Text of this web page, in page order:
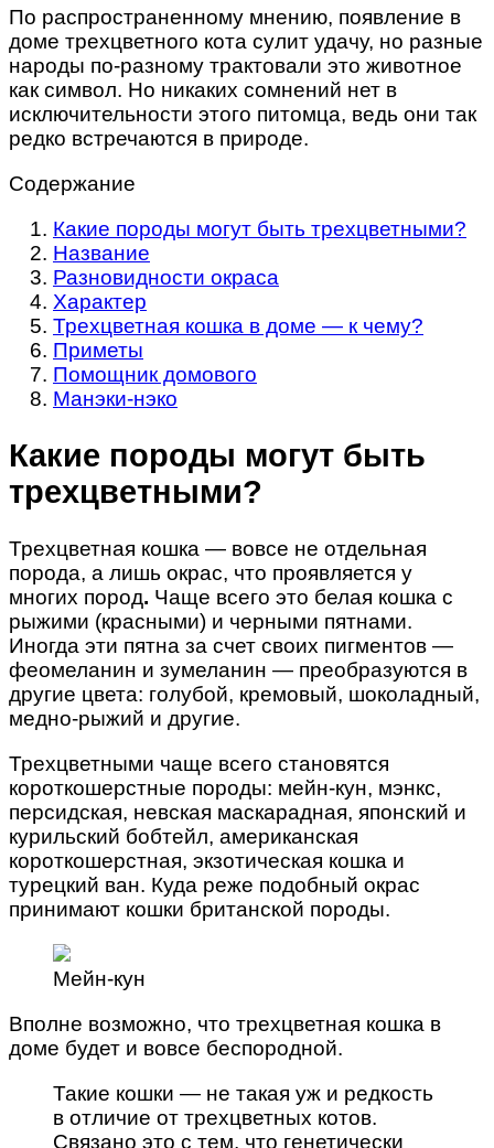
По распространенному мнению, появление в
доме трехцветного кота сулит удачу, но разные
народы по-разному трактовали это животное
как символ. Но никаких сомнений нет в
исключительности этого питомца, ведь они так
редко встречаются в природе.
Содержание
Какие породы могут быть трехцветными?
Название
Разновидности окраса
Характер
Трехцветная кошка в доме — к чему?
Приметы
Помощник домового
Манэки-нэко
Какие породы могут быть
трехцветными?
Трехцветная кошка — вовсе не отдельная
порода, а лишь окрас, что проявляется у
многих пород. Чаще всего это белая кошка с
рыжими (красными) и черными пятнами.
Иногда эти пятна за счет своих пигментов —
феомеланин и зумеланин — преобразуются в
другие цвета: голубой, кремовый, шоколадный,
медно-рыжий и другие.
Трехцветными чаще всего становятся
короткошерстные породы: мейн-кун, мэнкс,
персидская, невская маскарадная, японский и
курильский бобтейл, американская
короткошерстная, экзотическая кошка и
турецкий ван. Куда реже подобный окрас
принимают кошки британской породы.
Мейн-кун
Вполне возможно, что трехцветная кошка в
доме будет и вовсе беспородной.
Такие кошки — не такая уж и редкость
в отличие от трехцветных котов.
Связано это с тем, что генетически